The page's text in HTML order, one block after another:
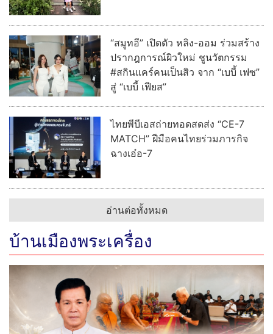
“สมูทอี” เปิดตัว หลิง-ออม ร่วมสร้าง
ปรากฎการณ์ผิวใหม่ ชูนวัตกรรม
#สกินแคร์คนเป็นสิว จาก “เบบี้ เฟซ”
สู่ “เบบี้ เฟียส”
ไทยพีบีเอสถ่ายทอดสดส่ง “CE-7
MATCH” ฝีมือคนไทยร่วมภารกิจ
ฉางเอ๋อ-7
อ่านต่อทั้งหมด
บ้านเมืองพระเครื่อง